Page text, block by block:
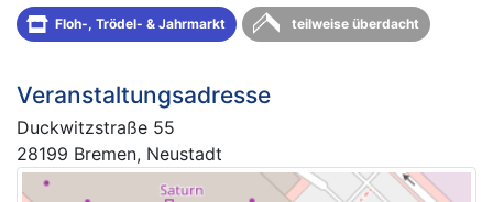
Floh-, Trödel- & Jahrmarkt teilweise überdacht
Veranstaltungsadresse
Duckwitzstraße 55
28199 Bremen, Neustadt